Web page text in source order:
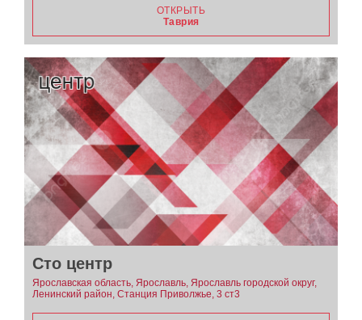
ОТКРЫТЬ
Таврия
Сто центр
Ярославская область, Ярославль, Ярославль городской округ,
Ленинский район, Станция Приволжье, 3 ст3